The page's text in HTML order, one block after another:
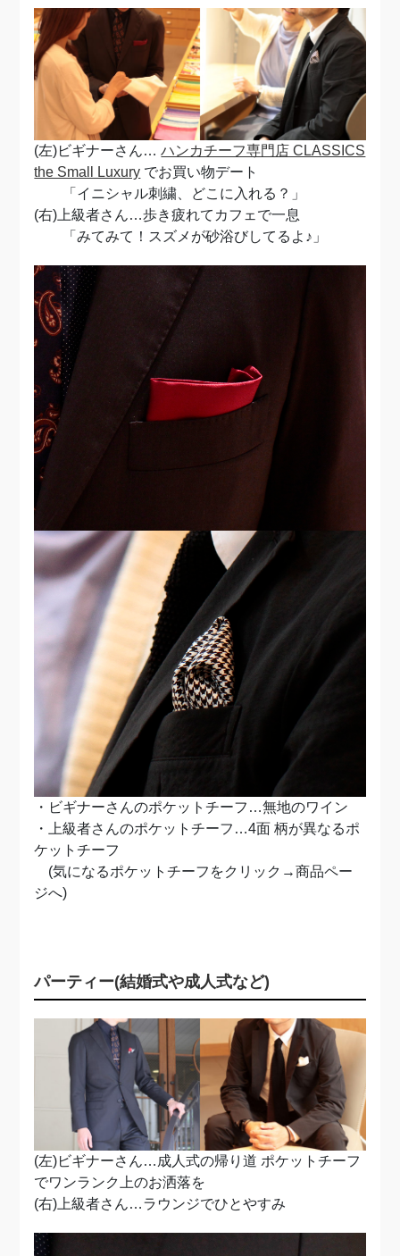
(左)ビギナーさん…ハンカチーフ専門店 CLASSICS
the Small Luxury でお買い物デート
「イニシャル刺繍、どこに入れる？」
(右)上級者さん…歩き疲れてカフェで一息
「みてみて！スズメが砂浴びしてるよ♪」
・ビギナーさんのポケットチーフ…無地のワイン
・上級者さんのポケットチーフ…4面 柄が異なるポ
ケットチーフ
(気になるポケットチーフをクリック→商品ペー
ジへ)
パーティー(結婚式や成人式など)
(左)ビギナーさん…成人式の帰り道 ポケットチーフ
でワンランク上のお洒落を
(右)上級者さん…ラウンジでひとやすみ